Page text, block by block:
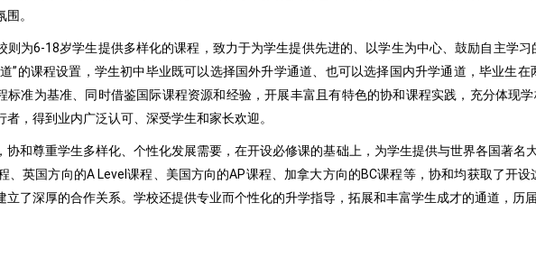
。
则为6-18岁学生提供多样化的课程，致力于为学生提供先进的、以学生为中心、鼓励自主学
”的课程设置，学生初中毕业既可以选择国外升学通道、也可以选择国内升学通道，毕业生
标准为基准、同时借鉴国际课程资源和经验，开展丰富且有特色的协和课程实践，充分体现
者，得到业内广泛认可、深受学生和家长欢迎。
协和尊重学生多样化、个性化发展需要，在开设必修课的基础上，为学生提供与世界各国著名
、英国方向的A Level课程、美国方向的AP课程、加拿大方向的BC课程等，协和均获取了开
立了深厚的合作关系。学校还提供专业而个性化的升学指导，拓展和丰富学生成才的通道，历